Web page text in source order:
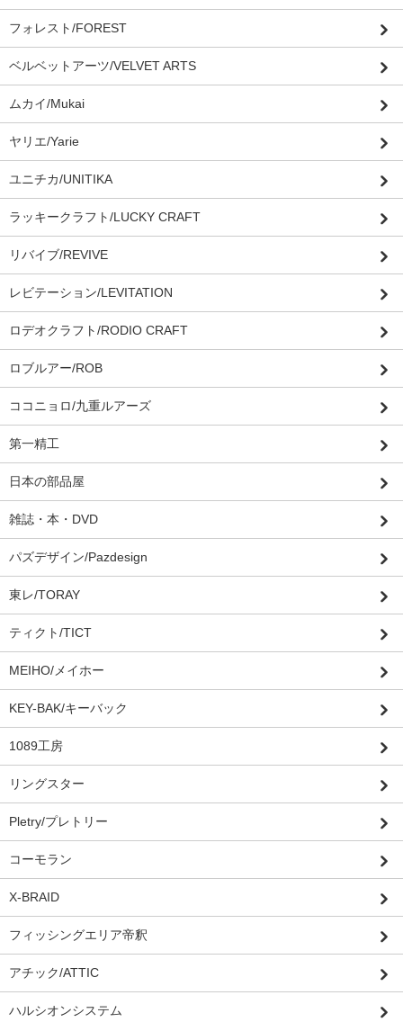
フォレスト/FOREST
ベルベットアーツ/VELVET ARTS
ムカイ/Mukai
ヤリエ/Yarie
ユニチカ/UNITIKA
ラッキークラフト/LUCKY CRAFT
リバイブ/REVIVE
レビテーション/LEVITATION
ロデオクラフト/RODIO CRAFT
ロブルアー/ROB
ココニョロ/九重ルアーズ
第一精工
日本の部品屋
雑誌・本・DVD
パズデザイン/Pazdesign
東レ/TORAY
ティクト/TICT
MEIHO/メイホー
KEY-BAK/キーバック
1089工房
リングスター
Pletry/プレトリー
コーモラン
X-BRAID
フィッシングエリア帝釈
アチック/ATTIC
ハルシオンシステム